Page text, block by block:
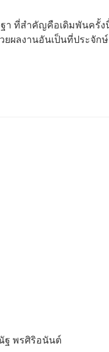
า ที่สำคัญคือเดิมพันครั้ง
ผลงานอันเป็นที่ประจัก
ฐ พรศิริอนันต์